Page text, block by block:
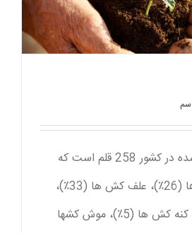
تعداد سموم ثبت شده در کشور 258 قلم است که
شامل حشره کش ها (26٪)، علف کش ها (33٪)،
قارچکش ها(21٪)، کنه کش ها (5٪)، موش کشها